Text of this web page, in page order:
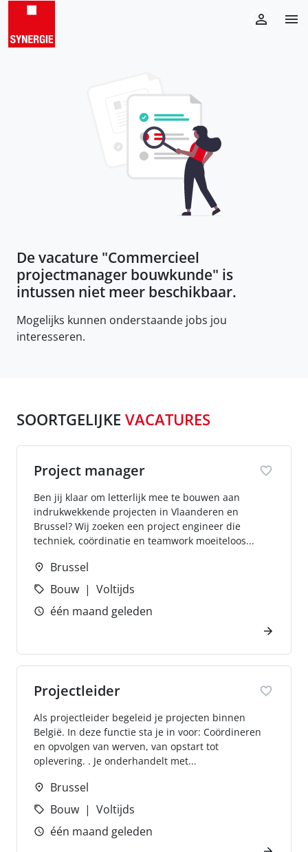
De vacature "Commercieel
projectmanager bouwkunde" is
intussen niet meer beschikbaar.
Mogelijks kunnen onderstaande jobs jou
interesseren.
SOORTGELIJKE VACATURES
Project manager
Ben jij klaar om letterlijk mee te bouwen aan
indrukwekkende projecten in Vlaanderen en
Brussel? Wij zoeken een project engineer die
techniek, coördinatie en teamwork moeiteloos...
Brussel
Bouw
Voltijds
één maand geleden
Projectleider
Als projectleider begeleid je projecten binnen
België. In deze functie sta je in voor: Coördineren
en opvolgen van werven, van opstart tot
oplevering. . Je onderhandelt met...
Brussel
Bouw
Voltijds
één maand geleden